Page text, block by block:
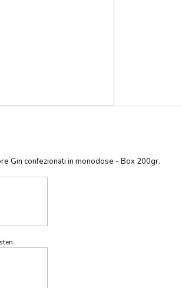
Gin confezionati in monodose - Box 200gr.